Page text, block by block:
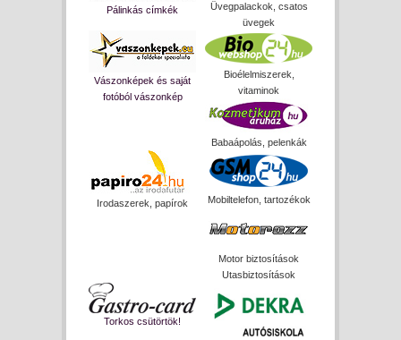
Pálinkás címkék
Üvegpalackok, csatos
üvegek
Vászonképek és saját
fotóból vászonkép
Bioélelmiszerek,
vitaminok
Babaápolás, pelenkák
Irodaszerek, papírok Mobiltelefon, tartozékok
Motor biztosítások
Utasbiztosítások
Torkos csütörtök!